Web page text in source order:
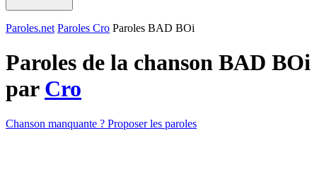
Paroles.net Paroles Cro Paroles BAD BOi
Paroles de la chanson BAD BOi
par Cro
Chanson manquante ? Proposer les paroles